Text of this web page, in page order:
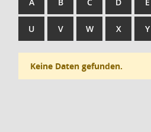
U V W X Y
Keine Daten gefunden.